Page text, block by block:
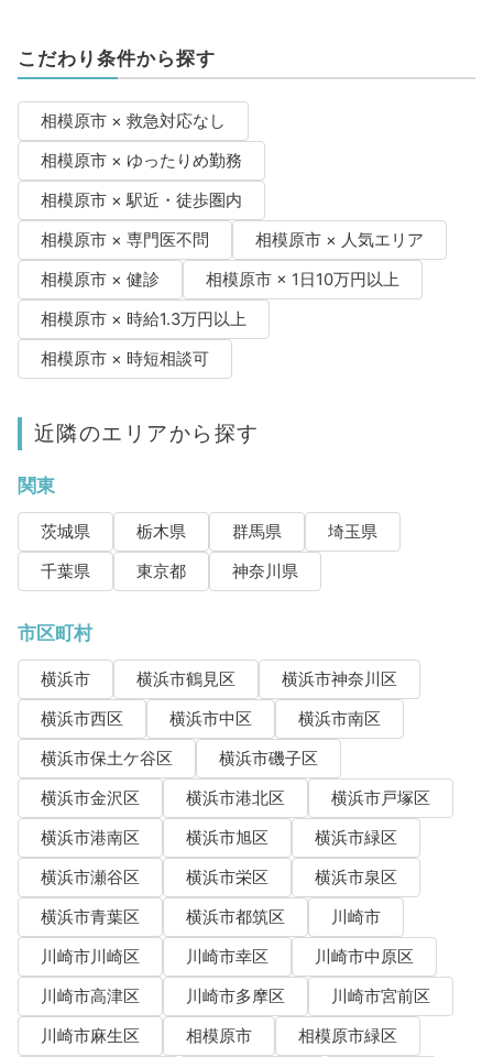
こだわり条件から探す
相模原市 × 救急対応なし
相模原市 × ゆったりめ勤務
相模原市 × 駅近・徒歩圏内
相模原市 × 専門医不問
相模原市 × 人気エリア
相模原市 × 健診
相模原市 × 1日10万円以上
相模原市 × 時給1.3万円以上
相模原市 × 時短相談可
近隣のエリアから探す
関東
茨城県 栃木県 群馬県
埼玉県
千葉県
東京都 神奈川県
市区町村
横浜市 横浜市鶴見区
横浜市神奈川区
横浜市西区
横浜市中区
横浜市南区
横浜市保土ケ谷区
横浜市磯子区
横浜市金沢区
横浜市港北区
横浜市戸塚区
横浜市港南区
横浜市旭区
横浜市緑区
横浜市瀬谷区
横浜市栄区
横浜市泉区
横浜市青葉区
横浜市都筑区
川崎市
川崎市川崎区
川崎市幸区
川崎市中原区
川崎市高津区
川崎市多摩区
川崎市宮前区
川崎市麻生区
相模原市
相模原市緑区